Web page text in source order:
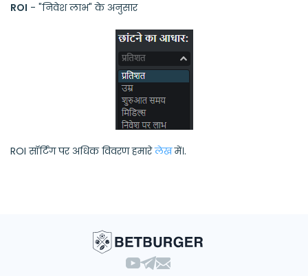
ROI - "निवेश लाभ" के अनुसार
ROI सॉर्टिंग पर अधिक विवरण हमारेलेखमें।.